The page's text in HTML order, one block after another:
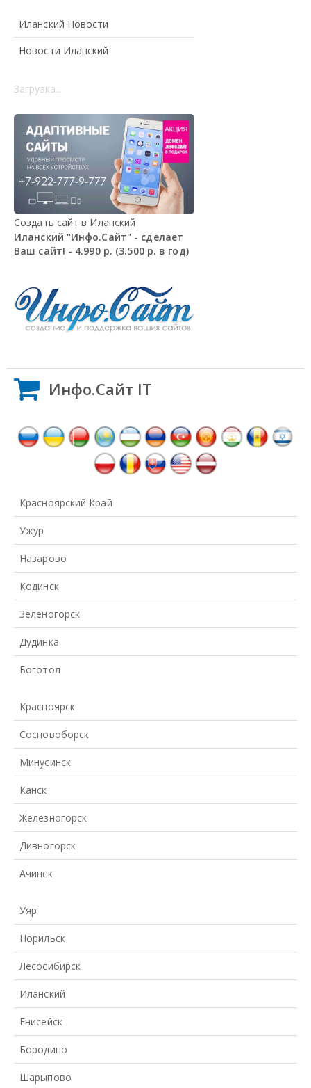
Иланский Новости
Новости Иланский
Загрузка...
Создать сайт в Иланский
Иланский "Инфо.Сайт" - сделает
Ваш сайт! - 4.990 р. (3.500 р. в год)
Инфо.Сайт IT
Красноярский Край
Ужур
Назарово
Кодинск
Зеленогорск
Дудинка
Боготол
Красноярск
Сосновоборск
Минусинск
Канск
Железногорск
Дивногорск
Ачинск
Уяр
Норильск
Лесосибирск
Иланский
Енисейск
Бородино
Шарыпово